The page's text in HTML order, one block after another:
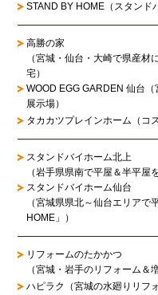
STAND BY HOME（スタンド
高勝の家
（宮城・仙台・大崎で県産
宅）
WOOD EGG GARDEN 仙台
展示場）
タカカツプレインホーム（コ
スタンドバイホーム北上
（岩手県県南で平屋＆半平屋
スタンドバイホーム仙台
（宮城県県北～仙台エリア
HOME」）
リフォームのたかかつ
（宮城・岩手のリフォーム＆
ハピラク（宮城の水廻りリフ